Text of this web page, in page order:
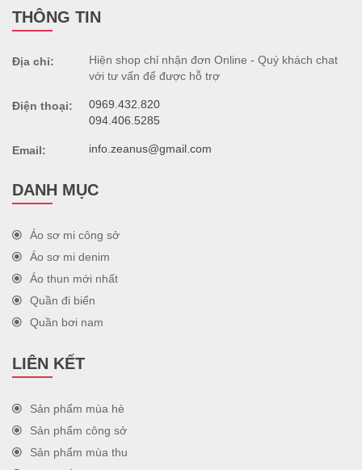
THÔNG TIN
Địa chỉ:
Hiện shop chỉ nhận đơn Online - Quý khách chat
với tư vấn để được hỗ trợ
Điện thoại:
0969.432.820
094.406.5285
Email: info.zeanus@gmail.com
DANH MỤC
Áo sơ mi công sở
Áo sơ mi denim
Áo thun mới nhất
Quần đi biển
Quần bơi nam
LIÊN KẾT
Sản phẩm mùa hè
Sản phẩm công sở
Sản phẩm mùa thu